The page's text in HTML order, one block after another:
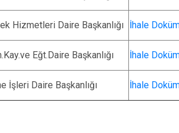
Hizmetleri Daire Başkanlığı İhale
Eğt.Daire Başkanlığı İhale
İşleri Daire Başkanlığı İhale